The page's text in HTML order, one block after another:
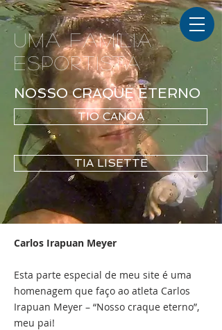
UMA FAMÍLIA
ESPORTISTA
NOSSO CRAQUE ETERNO
TIO CANOA
TIA LISETTE
Carlos Irapuan Meyer
Esta parte especial de meu site é uma
homenagem que faço ao atleta Carlos
Irapuan Meyer – “Nosso craque eterno”,
meu pai!